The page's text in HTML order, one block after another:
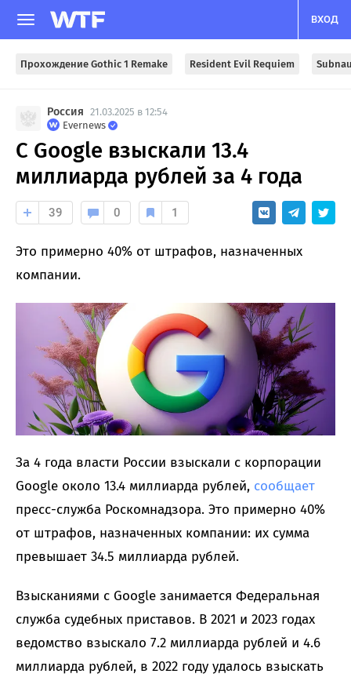
ВХОД
Прохождение Gothic 1 Remake Resident Evil Requiem
Россия 21.03.2025 в 12:54
Evernews
С Google взыскали 13.4
миллиарда рублей за 4 года
39 0 1
Это примерно 40% от штрафов, назначенных
компании.
За 4 года власти России взыскали с корпорации
Google около 13.4 миллиарда рублей, сообщает
пресс-служба Роскомнадзора. Это примерно 40%
от штрафов, назначенных компании: их сумма
превышает 34.5 миллиарда рублей.
Взысканиями с Google занимается Федеральная
служба судебных приставов. В 2021 и 2023 годах
ведомство взыскало 7.2 миллиарда рублей и 4.6
миллиарда рублей, в 2022 году удалось взыскать